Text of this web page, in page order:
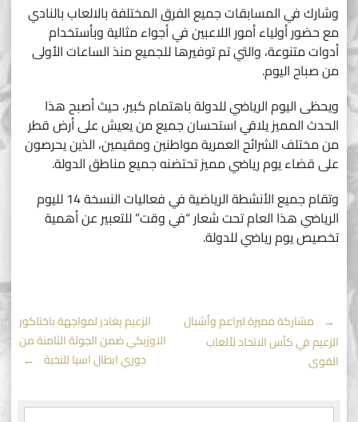
وشارك في المسابقات جميع الفرق المختلفة بالالعاب بالنادي
مع حضور أولياء أمور اللاعبين في أجواء مثالية وبأستخدام
أدوات متنوعة، والتي تم توفيرها للجميع منذ الساعات الأولى
من صباح اليوم.
ويحظى اليوم الرياضي للدولة باهتمام كبير، حيث أصبح هذا
الحدث المميز يلاقي استحسان جميع من يعيش على أرض قطر
من مختلف الشرائح العمرية مواطنين ومقيمين، الذين يحرصون
على قضاء يوم رياضي مميز تحتضنه جميع مناطق الدولة.
وتقام جميع الأنشطة الرياضية في فعاليات النسخة 14 لليوم
الرياضي هذا العام تحت شعار “في وقت” للتعبير عن أهمية
تخصيص يوم رياضي للدولة.
Post
navigation
←
مشاركة مميزة لبراعم وأشبال
الزعيم في كأس الاتحاد لألعاب
القوى
الزعيم يغادر لمواجهة باختاكور
الاوزبكي ضمن الجولة الثامنة من
دوري ابطال اسيا للنخبة →